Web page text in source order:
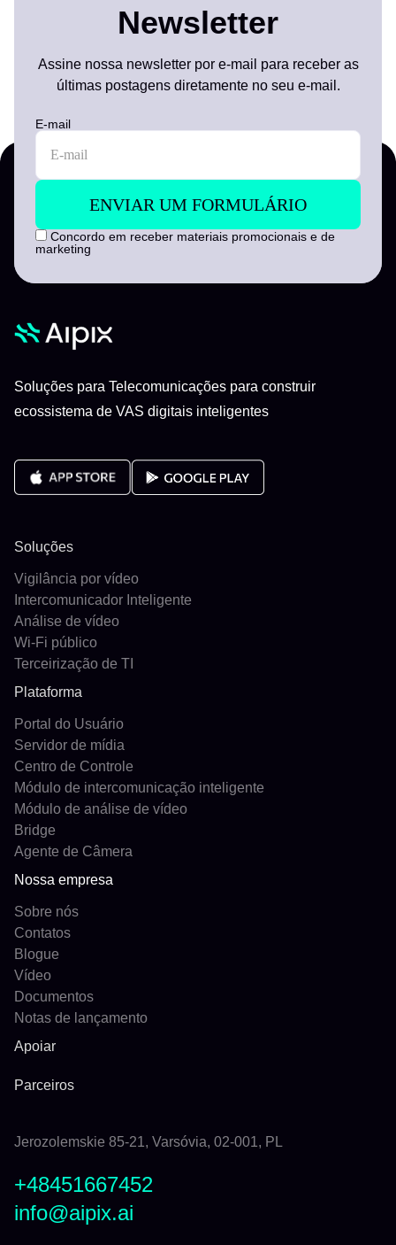
Newsletter
Assine nossa newsletter por e-mail para receber as
últimas postagens diretamente no seu e-mail.
E-mail
Concordo em receber materiais promocionais e de
marketing
Soluções para Telecomunicações para construir
ecossistema de VAS digitais inteligentes
Soluções
Vigilância por vídeo
Intercomunicador Inteligente
Análise de vídeo
Wi-Fi público
Terceirização de TI
Plataforma
Portal do Usuário
Servidor de mídia
Centro de Controle
Módulo de intercomunicação inteligente
Módulo de análise de vídeo
Bridge
Agente de Câmera
Nossa empresa
Sobre nós
Contatos
Blogue
Vídeo
Documentos
Notas de lançamento
Apoiar
Parceiros
Jerozolemskie 85-21, Varsóvia, 02-001, PL
+48451667452
info@aipix.ai